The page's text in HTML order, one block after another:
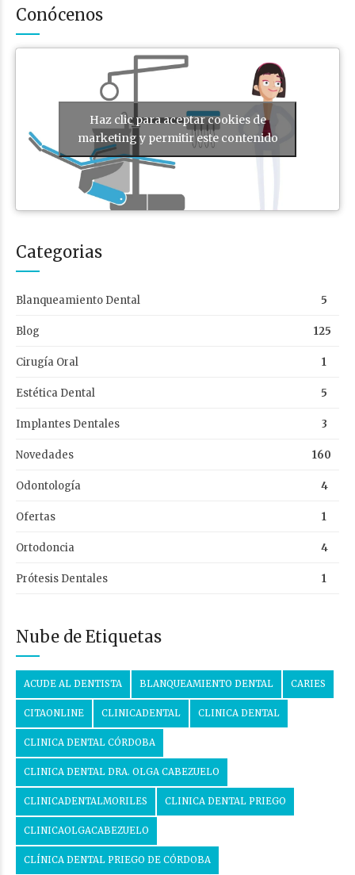
Conócenos
Haz clic para aceptar cookies de
marketing y permitir este contenido
Categorias
Blanqueamiento Dental 5
Blog 125
Cirugía Oral 1
Estética Dental 5
Implantes Dentales 3
Novedades 160
Odontología 4
Ofertas 1
Ortodoncia 4
Prótesis Dentales 1
Nube de Etiquetas
ACUDE AL DENTISTA BLANQUEAMIENTO DENTAL CARIES
CITAONLINE CLINICADENTAL CLINICA DENTAL
CLINICA DENTAL CÓRDOBA
CLINICA DENTAL DRA. OLGA CABEZUELO
CLINICADENTALMORILES CLINICA DENTAL PRIEGO
CLINICAOLGACABEZUELO
CLÍNICA DENTAL PRIEGO DE CÓRDOBA